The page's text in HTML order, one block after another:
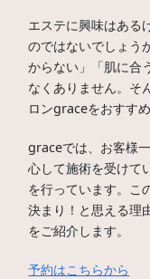
エステに興味はある
のではないでしょう
からない」「肌に合
なくありません。そ
ロンgraceをおすすめ
graceでは、お客様
心して施術を受けて
を行っています。こ
決まり！と思える理
をご紹介します。
予約はこちらから